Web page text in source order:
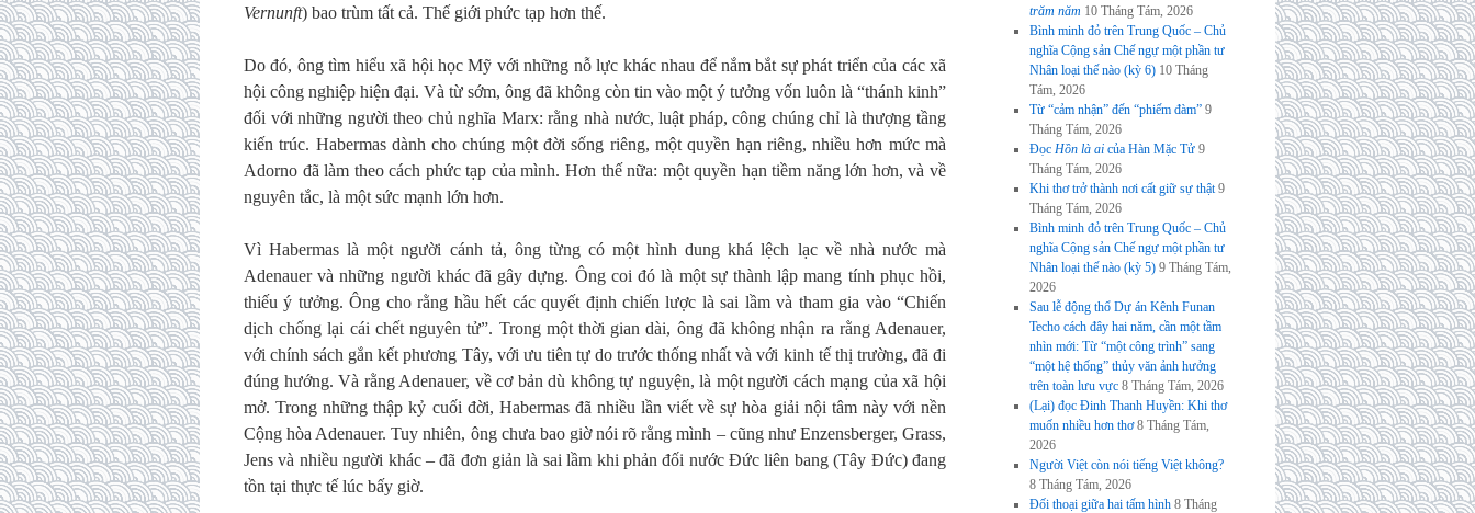
Vernunft) bao trùm tất cả. Thế giới phức tạp hơn thế.
Do đó, ông tìm hiểu xã hội học Mỹ với những nỗ lực khác nhau để nắm bắt sự phát triển của các xã
hội công nghiệp hiện đại. Và từ sớm, ông đã không còn tin vào một ý tưởng vốn luôn là “thánh kinh”
đối với những người theo chủ nghĩa Marx: rằng nhà nước, luật pháp, công chúng chỉ là thượng tầng
kiến trúc. Habermas dành cho chúng một đời sống riêng, một quyền hạn riêng, nhiều hơn mức mà
Adorno đã làm theo cách phức tạp của mình. Hơn thế nữa: một quyền hạn tiềm năng lớn hơn, và về
nguyên tắc, là một sức mạnh lớn hơn.
Vì Habermas là một người cánh tả, ông từng có một hình dung khá lệch lạc về nhà nước mà
Adenauer và những người khác đã gây dựng. Ông coi đó là một sự thành lập mang tính phục hồi,
thiếu ý tưởng. Ông cho rằng hầu hết các quyết định chiến lược là sai lầm và tham gia vào “Chiến
dịch chống lại cái chết nguyên tử”. Trong một thời gian dài, ông đã không nhận ra rằng Adenauer,
với chính sách gắn kết phương Tây, với ưu tiên tự do trước thống nhất và với kinh tế thị trường, đã đi
đúng hướng. Và rằng Adenauer, về cơ bản dù không tự nguyện, là một người cách mạng của xã hội
mở. Trong những thập kỷ cuối đời, Habermas đã nhiều lần viết về sự hòa giải nội tâm này với nền
Cộng hòa Adenauer. Tuy nhiên, ông chưa bao giờ nói rõ rằng mình – cũng như Enzensberger, Grass,
Jens và nhiều người khác – đã đơn giản là sai lầm khi phản đối nước Đức liên bang (Tây Đức) đang
tồn tại thực tế lúc bấy giờ.
trăm năm 10 Tháng Tám, 2026
Bình minh đỏ trên Trung Quốc – Chủ
nghĩa Cộng sản Chế ngự một phần tư
Nhân loại thế nào (kỳ 6) 10 Tháng
Tám, 2026
Từ “cảm nhận” đến “phiếm đàm” 9
Tháng Tám, 2026
Đọc Hồn là aicủa Hàn Mặc Tử 9
Tháng Tám, 2026
Khi thơ trở thành nơi cất giữ sự thật 9
Tháng Tám, 2026
Bình minh đỏ trên Trung Quốc – Chủ
nghĩa Cộng sản Chế ngự một phần tư
Nhân loại thế nào (kỳ 5) 9 Tháng Tám,
2026
Sau lễ động thổ Dự án Kênh Funan
Techo cách đây hai năm, cần một tầm
nhìn mới: Từ “một công trình” sang
“một hệ thống” thủy văn ảnh hưởng
trên toàn lưu vực 8 Tháng Tám, 2026
(Lại) đọc Đinh Thanh Huyền: Khi thơ
muốn nhiều hơn thơ 8 Tháng Tám,
2026
Người Việt còn nói tiếng Việt không?
8 Tháng Tám, 2026
Đối thoại giữa hai tấm hình 8 Tháng